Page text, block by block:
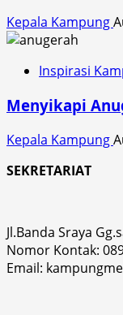
Kepala Kampung
Inspirasi
Menyikapi
Kepala Kampung
SEKRETARIAT
Jl.Banda Sraya
Nomor Kontak:
Email: